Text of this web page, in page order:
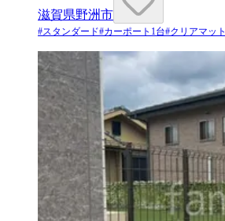
滋賀県野洲市
#スタンダード#カーポート1台#クリアマット